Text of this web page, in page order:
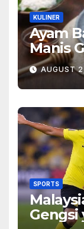
KULINER
Ayam
Manis
Makan
AUGUST
SPORTS
Gengsi